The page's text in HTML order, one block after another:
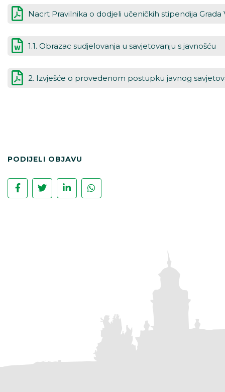
Nacrt Pravilnika o dodjeli učeničkih stipendija Grada
1.1. Obrazac sudjelovanja u savjetovanju s javnošću
2. Izvješće o provedenom postupku javnog
PODIJELI OBJAVU